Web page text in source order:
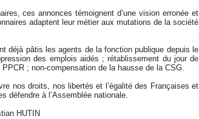
ces annonces témoignent d’une vision erronée et
adaptent leur métier aux mutations de la société
déjà pâtis les agents de la fonction publique depuis le
des emplois aidés ; rétablissement du jour de
; non-compensation de la hausse de la CSG.
nos droits, nos libertés et l’égalité des Françaises et
défendre à l’Assemblée nationale.
HUTIN